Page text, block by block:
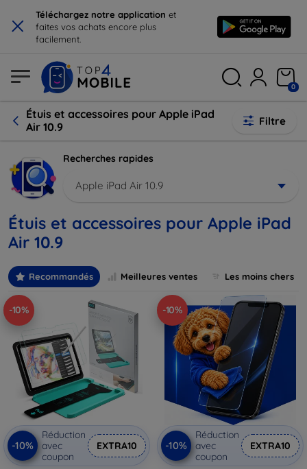
× Téléchargez notre application et
faites vos achats encore plus
facilement.
0
Étuis et accessoires pour Apple iPad
Air 10.9
Filtre
Recherches rapides
Apple iPad Air 10.9
Étuis et accessoires pour Apple iPad
Air 10.9
Recommandés Meilleures ventes Les moins chers
-10%
-10%
Réduction
avec
coupon
EXTRA10
-10%
-10%
Réduction
avec
coupon
EXTRA10